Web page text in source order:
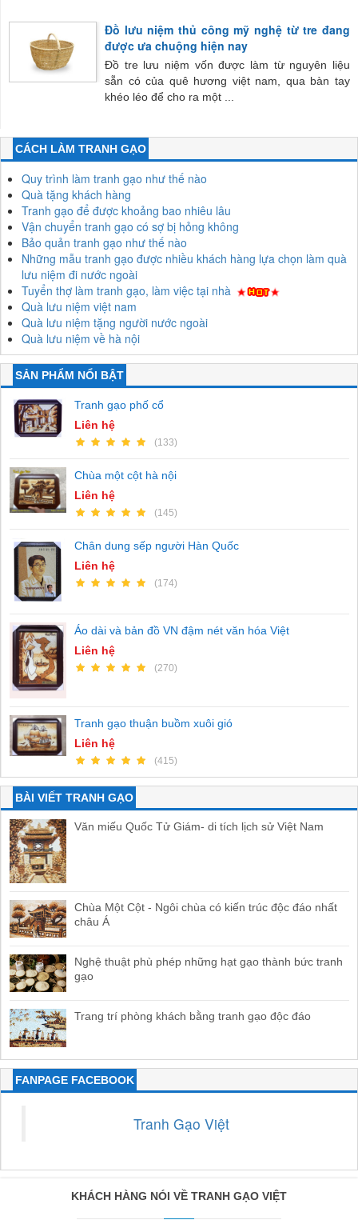
Đồ lưu niệm thủ công mỹ nghệ từ tre đang
được ưa chuộng hiện nay
Đồ tre lưu niệm vốn được làm từ nguyên liệu
sẵn có của quê hương việt nam, qua bàn tay
khéo léo để cho ra một ...
CÁCH LÀM TRANH GẠO
Quy trình làm tranh gạo như thế nào
Quà tặng khách hàng
Tranh gạo để được khoảng bao nhiêu lâu
Vận chuyển tranh gạo có sợ bị hỏng không
Bảo quản tranh gạo như thế nào
Những mẫu tranh gạo được nhiều khách hàng lựa chọn làm quà
lưu niệm đi nước ngoài
Tuyển thợ làm tranh gạo, làm việc tại nhà
Quà lưu niệm việt nam
Quà lưu niệm tặng người nước ngoài
Quà lưu niệm về hà nội
SẢN PHẨM NỔI BẬT
Tranh gạo phố cổ
Liên hệ
(133)
Chùa một cột hà nội
Liên hệ
(145)
Chân dung sếp người Hàn Quốc
Liên hệ
(174)
Áo dài và bản đồ VN đậm nét văn hóa Việt
Liên hệ
(270)
Tranh gạo thuận buồm xuôi gió
Liên hệ
(415)
BÀI VIẾT TRANH GẠO
Văn miếu Quốc Tử Giám- di tích lịch sử Việt Nam
Chùa Một Cột - Ngôi chùa có kiến trúc độc đáo nhất
châu Á
Nghệ thuật phù phép những hạt gạo thành bức tranh
gạo
Trang trí phòng khách bằng tranh gạo độc đáo
FANPAGE FACEBOOK
Tranh Gạo Việt
KHÁCH HÀNG NÓI VỀ TRANH GẠO VIỆT